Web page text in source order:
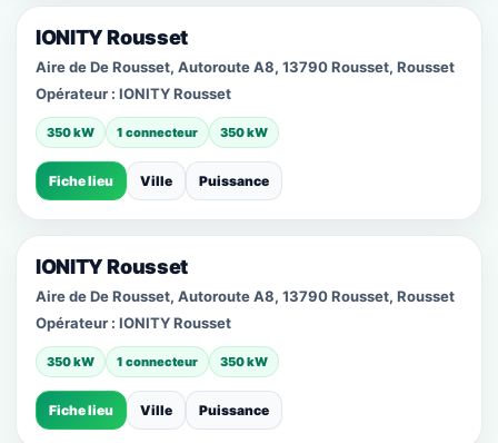
IONITY Rousset
Aire de De Rousset, Autoroute A8, 13790 Rousset, Rousset
Opérateur : IONITY Rousset
350 kW 1 connecteur 350 kW
Fiche lieu Ville Puissance
IONITY Rousset
Aire de De Rousset, Autoroute A8, 13790 Rousset, Rousset
Opérateur : IONITY Rousset
350 kW 1 connecteur 350 kW
Fiche lieu Ville Puissance